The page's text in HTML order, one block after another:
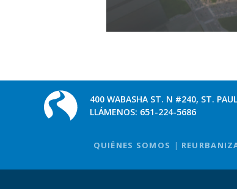
400 WABASHA ST. N #240, ST.
LLÁMENOS: 651-224-5686
QUIÉNES SOMOS